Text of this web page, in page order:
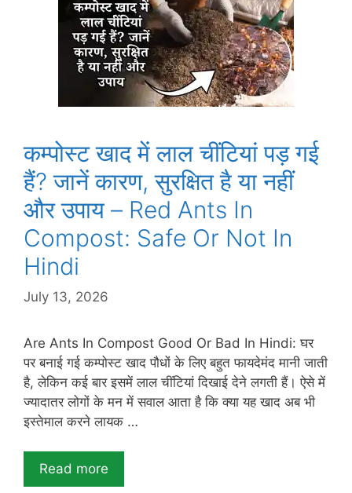
कम्पोस्ट खाद में लाल चींटियां पड़ गई
हैं? जानें कारण, सुरक्षित है या नहीं
और उपाय – Red Ants In
Compost: Safe Or Not In
Hindi
July 13, 2026
Are Ants In Compost Good Or Bad In Hindi: घर
पर बनाई गई कम्पोस्ट खाद पौधों के लिए बहुत फायदेमंद मानी जाती
है, लेकिन कई बार इसमें लाल चींटियां दिखाई देने लगती हैं। ऐसे में
ज्यादातर लोगों के मन में सवाल आता है कि क्या यह खाद अब भी
इस्तेमाल करने लायक …
Read more